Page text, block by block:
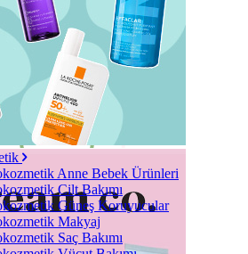
Anne Bebek Ürünleri
Cilt Bakımı
Güneş Koruyucular
Makyaj
Saç Bakımı